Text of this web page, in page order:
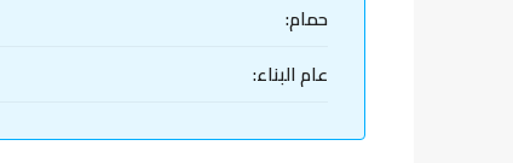
حمام:
عام البناء: